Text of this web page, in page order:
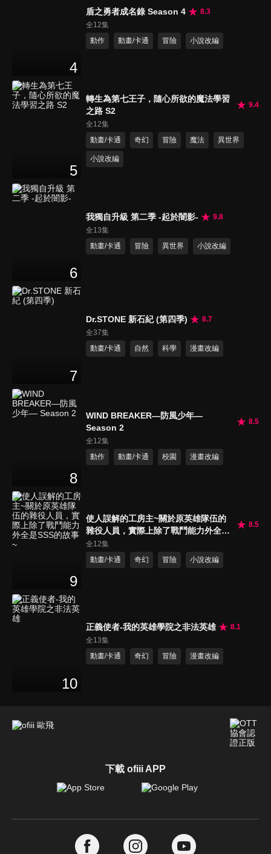
4
盾之勇者成名錄 Season 4
8.3
全12集
動作
動畫/卡通 冒險 小說改編
5
轉生為第七王子，隨心所欲的魔法學習
之路 S2
9.4
全12集
動畫/卡通
奇幻 冒險 魔法 異世界
小說改編
6
我獨自升級 第二季 -起於闇影-
9.8
全13集
動畫/卡通
冒險 異世界 小說改編
7
Dr.STONE 新石紀 (第四季)
8.7
全37集
動畫/卡通
自然 科學 漫畫改編
8
WIND BREAKER—防風少年—
Season 2
8.5
全12集
動作
動畫/卡通 校園 漫畫改編
9
使人誤解的工房主~關於原英雄隊伍的
雜役人員，實際上除了戰鬥能力外全是
SSS的故事~
8.5
全12集
動畫/卡通
奇幻 冒險 小說改編
10
正義使者-我的英雄學院之非法英雄
8.1
全13集
動畫/卡通
奇幻 冒險 漫畫改編
下載 ofiii APP